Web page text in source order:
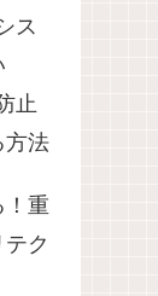
ス
止
方法
！重
ク